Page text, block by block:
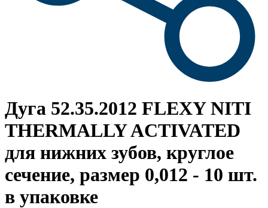
Дуга 52.35.2012 FLEXY NITI
THERMALLY ACTIVATED
для нижних зубов, круглое
сечение, размер 0,012 - 10 шт.
в упаковке